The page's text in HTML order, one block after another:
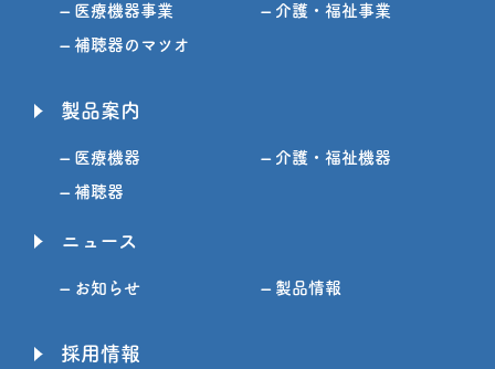
– 医療機器事業 – 介護・福祉事業
– 補聴器のマツオ
製品案内
– 医療機器 – 介護・福祉機器
– 補聴器
ニュース
– お知らせ – 製品情報
採用情報